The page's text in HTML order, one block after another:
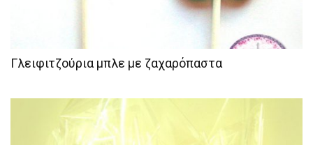
Γλειφιτζούρια μπλε με ζαχαρόπαστα